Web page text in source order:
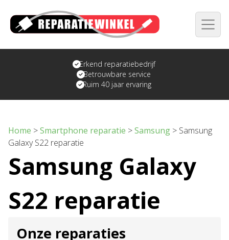
Erkend reparatiebedrijf
Betrouwbare service
Ruim 40 jaar ervaring
Home >Smartphone reparatie >Samsung > Samsung
Galaxy S22 reparatie
Samsung Galaxy
S22 reparatie
Onze reparaties